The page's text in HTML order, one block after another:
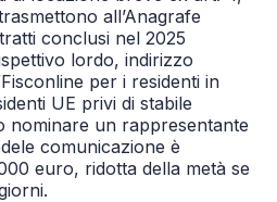
all’Anagrafe
conclusi nel 2025
lordo, indirizzo
per i residenti in
UE privi di stabile
nominare un rappresentante
comunicazione è
euro, ridotta della metà se